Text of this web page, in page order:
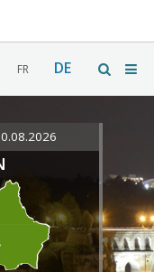
FR DE